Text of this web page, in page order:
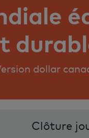
dollar
Clôture